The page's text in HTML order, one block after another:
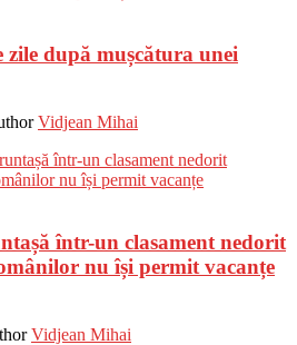
zile după mușcătura unei
Vidjean Mihai
într-un clasament nedorit
nu își permit vacanțe
Vidjean Mihai